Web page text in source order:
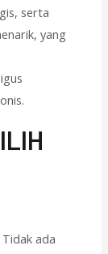
serta
yang
ada